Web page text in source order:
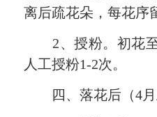
离后疏花朵，每花序
2、授粉。初花至
人工授粉1-2次。
四、落花后（4月